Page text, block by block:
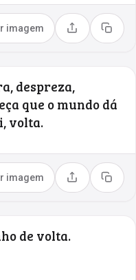
imagem Compartilhar
Copiar
despreza,
que o mundo dá
volta.
imagem Compartilhar
Copiar
de volta.